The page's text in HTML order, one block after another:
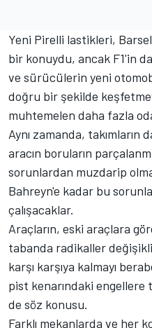
Yeni Pirelli lastikleri,
bir konuydu, ancak F1'in
ve sürücülerin yeni
doğru bir şekilde
muhtemelen daha fazla
Aynı zamanda, takımların
aracın boruların
sorunlardan muzdarip
Bahreyn'e kadar bu
çalışacaklar.
Araçların, eski araçlara
tabanda radikaller
karşı karşıya kalmayı
pist kenarındaki engellere
de söz konusu.
Farklı mekanlarda ve her